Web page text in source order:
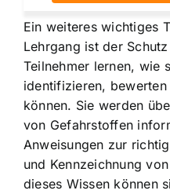
Ein weiteres wichtiges
Lehrgang ist der
Teilnehmer lernen, wie
identifizieren,
können. Sie werden
von Gefahrstoffen
Anweisungen zur
und Kennzeichnung
dieses Wissen können